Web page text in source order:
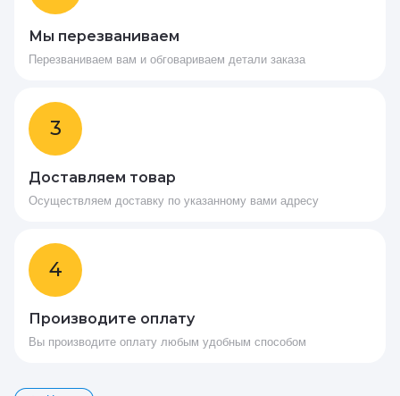
Мы перезваниваем
Перезваниваем вам и обговариваем детали заказа
3
Доставляем товар
Осуществляем доставку по указанному вами адресу
4
Производите оплату
Вы производите оплату любым удобным способом